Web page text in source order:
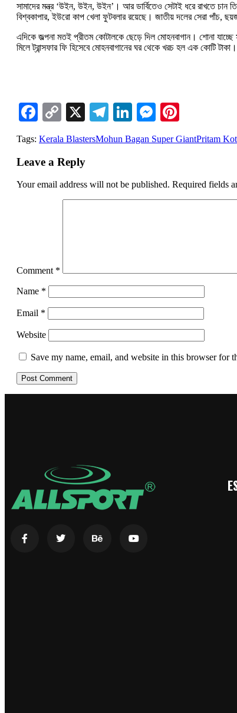
সামাদের মন্ত্র ‘উইন, উইন, উইন’। আর ডার্বিতেও সেটাই ধরে রাখতে চান
বিশ্বকাপার, ইউরো কাপ খেলা ফুটবলার রয়েছে। জাতীয় দলের সেরা পাঁচ,
এদিকে জল্পনা মতই প্রীতম কোটালকে ছেড়ে দিল মোহনবাগান। শোনা যাচ্ছে
মিলে ট্রান্সফার ফি হিসেবে মোহনবাগানের ঘর থেকে খরচ হল এক কোটি টাকা।
Facebook
Copy
Link
X Telegram
LinkedIn
Messenger
Tags: Kerala BlastersMohun Bagan Super GiantPritam
Leave a Reply
Your email address will not be published. Required fields
Comment *
Name *
Email *
Website
Save my name, email, and website in this browser for